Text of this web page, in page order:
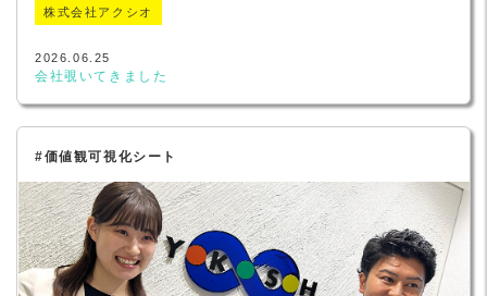
株式会社アクシオ
2026.06.25
会社覗いてきました
#価値観可視化シート